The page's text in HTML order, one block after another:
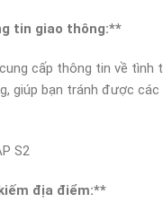
tin giao thông:**
cấp thông tin về tình
giúp bạn tránh được
địa điểm:**